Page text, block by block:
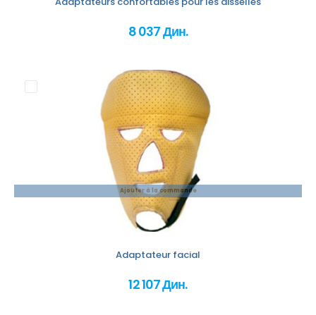
8 037 Дин.
Ajouter à la commande
Adaptateur facial
12 107 Дин.